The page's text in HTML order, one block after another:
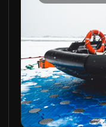
Спутник 550